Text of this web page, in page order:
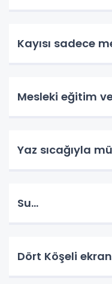
Kayısı sadece
Mesleki eğitim
Yaz sıcağıyla
Su…
Dört Köşeli